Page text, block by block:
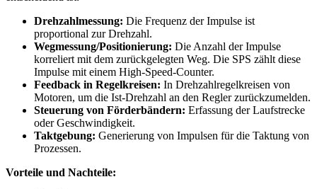
Drehzahlmessung: Die Frequenz der Impulse ist
proportional zur Drehzahl.
Wegmessung/Positionierung: Die Anzahl der Impulse
korreliert mit dem zurückgelegten Weg. Die SPS zählt diese
Impulse mit einem High-Speed-Counter.
Feedback in Regelkreisen: In Drehzahlregelkreisen von
Motoren, um die Ist-Drehzahl an den Regler zurückzumelden.
Steuerung von Förderbändern: Erfassung der Laufstrecke
oder Geschwindigkeit.
Taktgebung: Generierung von Impulsen für die Taktung von
Prozessen.
Vorteile und Nachteile: